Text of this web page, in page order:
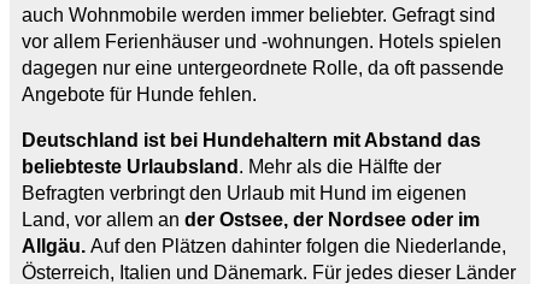
auch Wohnmobile werden immer beliebter. Gefragt sind
vor allem Ferienhäuser und -wohnungen. Hotels spielen
dagegen nur eine untergeordnete Rolle, da oft passende
Angebote für Hunde fehlen.
Deutschland ist bei Hundehaltern mit Abstand das
beliebteste Urlaubsland . Mehr als die Hälfte der
Befragten verbringt den Urlaub mit Hund im eigenen
Land, vor allem an der Ostsee, der Nordsee oder im
Allgäu. Auf den Plätzen dahinter folgen die Niederlande,
Österreich, Italien und Dänemark. Für jedes dieser Länder